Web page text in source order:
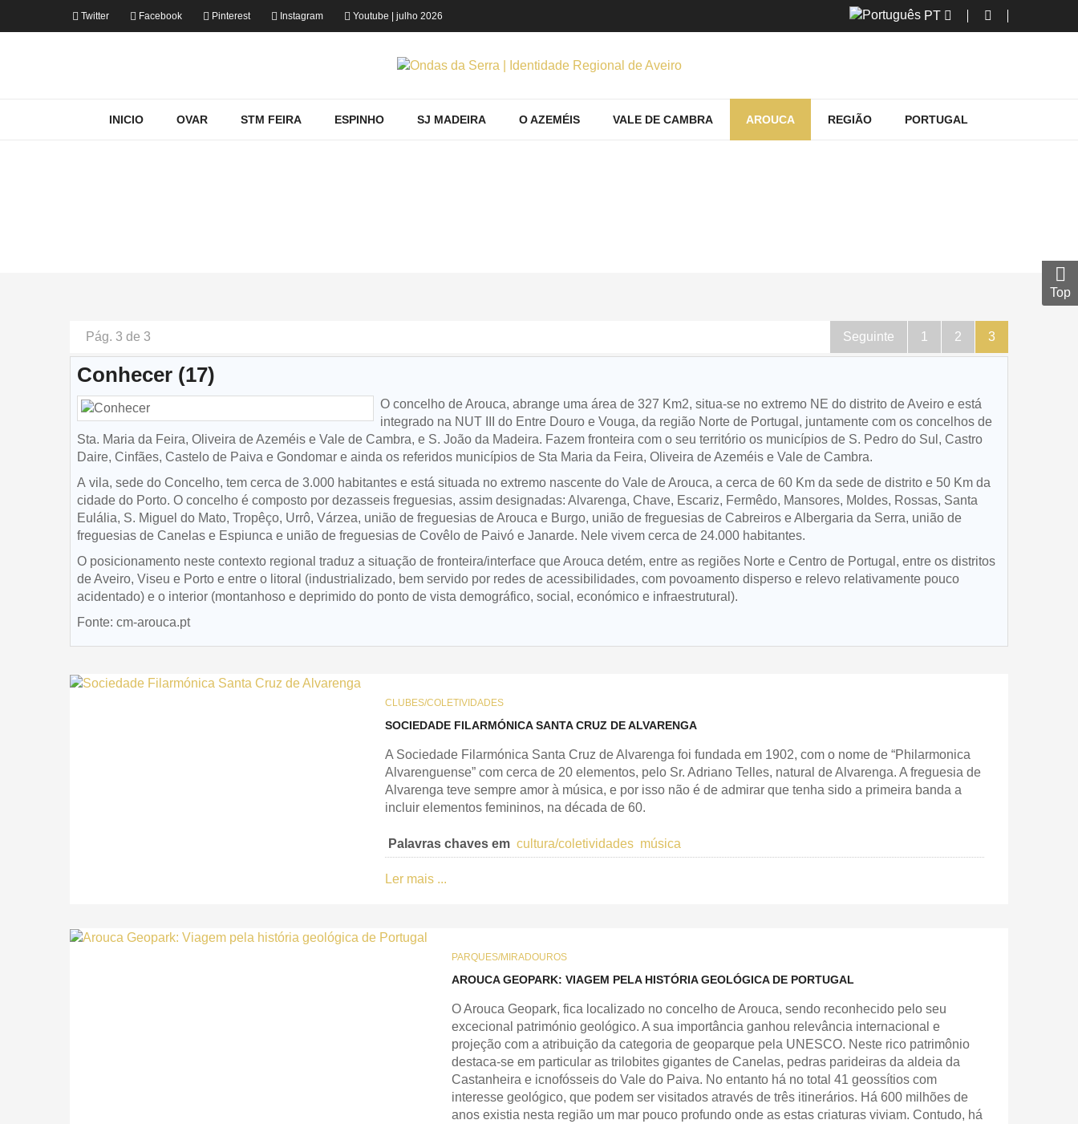
Twitter Facebook Pinterest Instagram Youtube | julho 2026 PT
INICIO OVAR STM FEIRA ESPINHO SJ MADEIRA O AZEMÉIS VALE DE CAMBRA AROUCA REGIÃO PORTUGAL
Seguinte 1 2 3
Pág. 3 de 3
Conhecer (17)
O concelho de Arouca, abrange uma área de 327 Km2, situa-se no extremo NE do distrito de Aveiro e está
integrado na NUT III do Entre Douro e Vouga, da região Norte de Portugal, juntamente com os concelhos de
Sta. Maria da Feira, Oliveira de Azeméis e Vale de Cambra, e S. João da Madeira. Fazem fronteira com o seu território os municípios de S. Pedro do Sul, Castro
Daire, Cinfães, Castelo de Paiva e Gondomar e ainda os referidos municípios de Sta Maria da Feira, Oliveira de Azeméis e Vale de Cambra.
A vila, sede do Concelho, tem cerca de 3.000 habitantes e está situada no extremo nascente do Vale de Arouca, a cerca de 60 Km da sede de distrito e 50 Km da
cidade do Porto. O concelho é composto por dezasseis freguesias, assim designadas: Alvarenga, Chave, Escariz, Fermêdo, Mansores, Moldes, Rossas, Santa
Eulália, S. Miguel do Mato, Tropêço, Urrô, Várzea, união de freguesias de Arouca e Burgo, união de freguesias de Cabreiros e Albergaria da Serra, união de
freguesias de Canelas e Espiunca e união de freguesias de Covêlo de Paivó e Janarde. Nele vivem cerca de 24.000 habitantes.
O posicionamento neste contexto regional traduz a situação de fronteira/interface que Arouca detém, entre as regiões Norte e Centro de Portugal, entre os distritos
de Aveiro, Viseu e Porto e entre o litoral (industrializado, bem servido por redes de acessibilidades, com povoamento disperso e relevo relativamente pouco
acidentado) e o interior (montanhoso e deprimido do ponto de vista demográfico, social, económico e infraestrutural).
Fonte: cm-arouca.pt
CLUBES/COLETIVIDADES
SOCIEDADE FILARMÓNICA SANTA CRUZ DE ALVARENGA
A Sociedade Filarmónica Santa Cruz de Alvarenga foi fundada em 1902, com o nome de “Philarmonica
Alvarenguense” com cerca de 20 elementos, pelo Sr. Adriano Telles, natural de Alvarenga. A freguesia de
Alvarenga teve sempre amor à música, e por isso não é de admirar que tenha sido a primeira banda a
incluir elementos femininos, na década de 60.
Palavras chaves em cultura/coletividades música
Ler mais ...
PARQUES/MIRADOUROS
AROUCA GEOPARK: VIAGEM PELA HISTÓRIA GEOLÓGICA DE PORTUGAL
O Arouca Geopark, fica localizado no concelho de Arouca, sendo reconhecido pelo seu
excecional património geológico. A sua importância ganhou relevância internacional e
projeção com a atribuição da categoria de geoparque pela UNESCO. Neste rico patrimônio
destaca-se em particular as trilobites gigantes de Canelas, pedras parideiras da aldeia da
Castanheira e icnofósseis do Vale do Paiva. No entanto há no total 41 geossítios com
interesse geológico, que podem ser visitados através de três itinerários. Há 600 milhões de
anos existia nesta região um mar pouco profundo onde as estas criaturas viviam. Contudo, há
Top